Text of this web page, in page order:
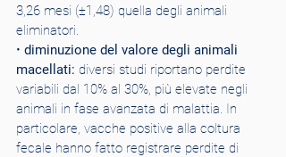
3,26 mesi (±1,48) quella degli animali
eliminatori.
• diminuzione del valore degli animali
macellati: diversi studi riportano perdite
variabili dal 10% al 30%, più elevate negli
animali in fase avanzata di malattia. In
particolare, vacche positive alla coltura
fecale hanno fatto registrare perdite di